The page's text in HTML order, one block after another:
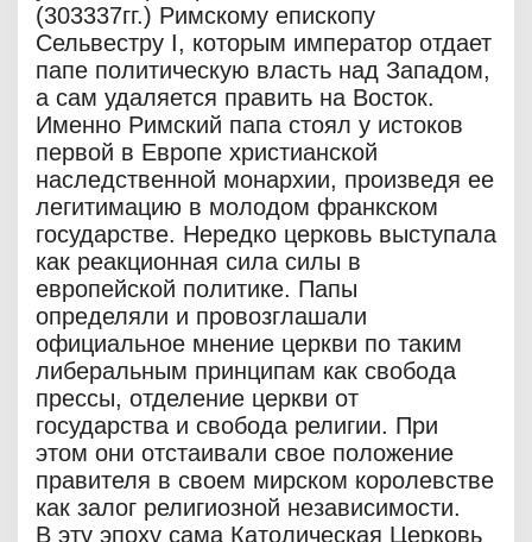
(303337гг.) Римскому епископу
Сельвестру I, которым император отдает
папе политическую власть над Западом,
а сам удаляется править на Восток.
Именно Римский папа стоял у истоков
первой в Европе христианской
наследственной монархии, произведя ее
легитимацию в молодом франкском
государстве. Нередко церковь выступала
как реакционная сила силы в
европейской политике. Папы
определяли и провозглашали
официальное мнение церкви по таким
либеральным принципам как свобода
прессы, отделение церкви от
государства и свобода религии. При
этом они отстаивали свое положение
правителя в своем мирском королевстве
как залог религиозной независимости.
В эту эпоху сама Католическая Церковь